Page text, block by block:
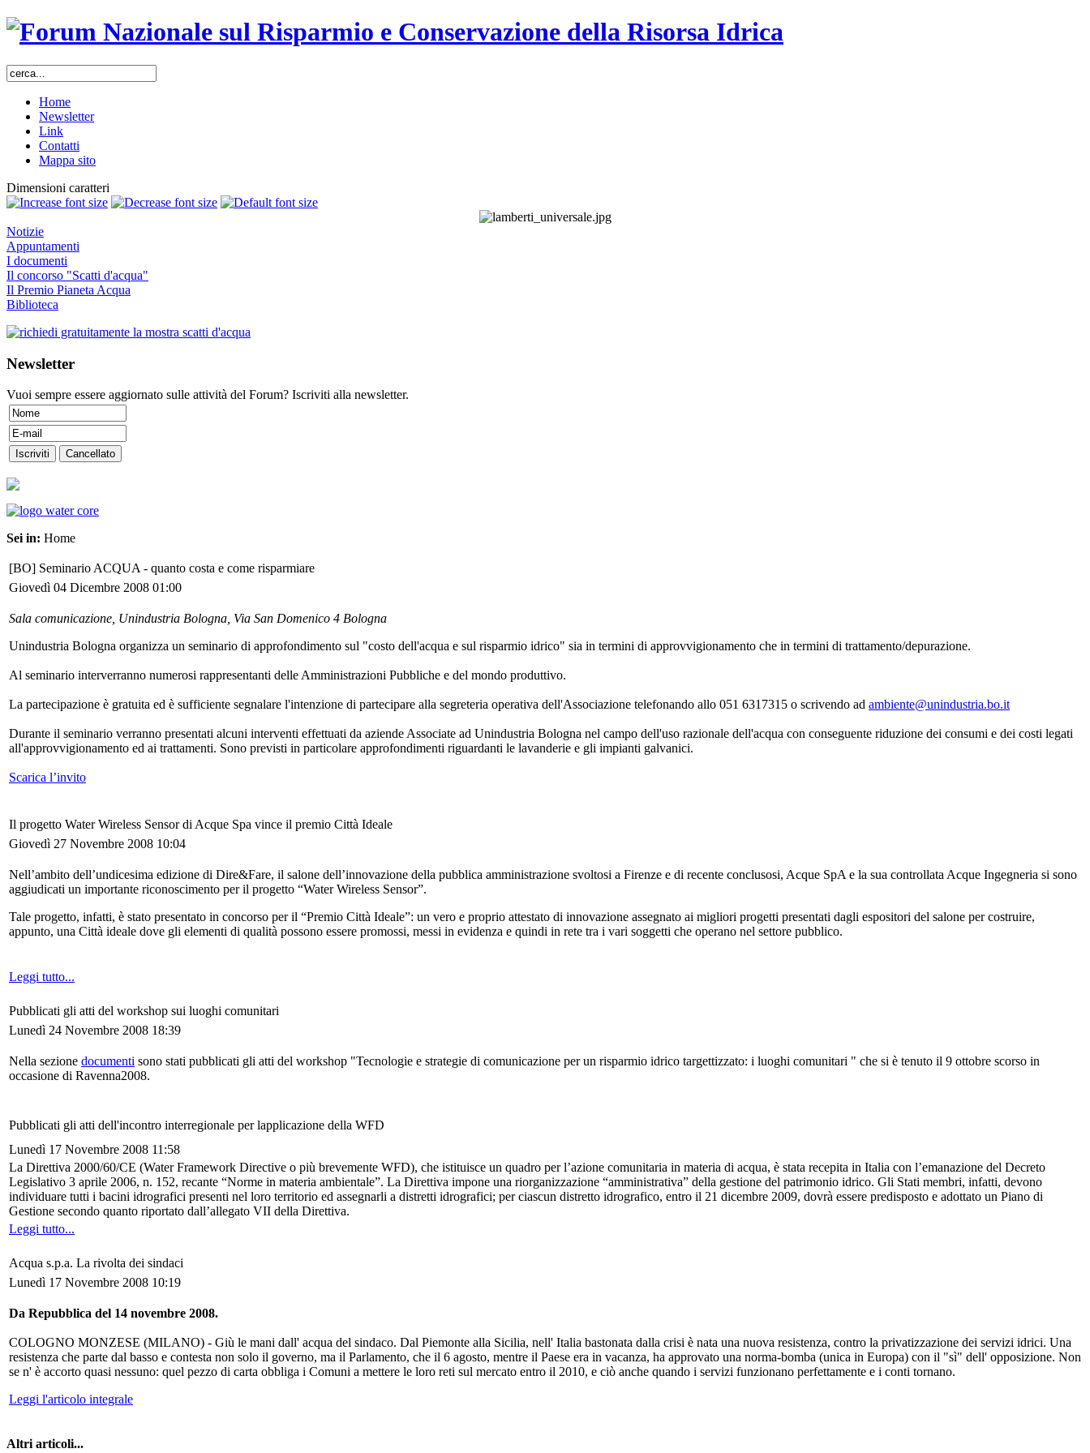
Home
Newsletter
Link
Contatti
Mappa sito
Dimensioni caratteri
Notizie
Appuntamenti
I documenti
Il concorso "Scatti d'acqua"
Il Premio Pianeta Acqua
Biblioteca
Newsletter
Vuoi sempre essere aggiornato sulle attività del Forum? Iscriviti alla newsletter.
Sei in: Home
[BO] Seminario ACQUA - quanto costa e come risparmiare
Giovedì 04 Dicembre 2008 01:00
Sala comunicazione, Unindustria Bologna, Via San Domenico 4 Bologna
Unindustria Bologna organizza un seminario di approfondimento sul "costo dell'acqua e sul risparmio idrico" sia in termini di approvvigionamento che in termini di trattamento/depurazione.
Al seminario interverranno numerosi rappresentanti delle Amministrazioni Pubbliche e del mondo produttivo.
La partecipazione è gratuita ed è sufficiente segnalare l'intenzione di partecipare alla segreteria operativa dell'Associazione telefonando allo 051 6317315 o scrivendo ad ambiente@unindustria.bo.it
Durante il seminario verranno presentati alcuni interventi effettuati da aziende Associate ad Unindustria Bologna nel campo dell'uso razionale dell'acqua con conseguente riduzione dei consumi e dei costi legati
all'approvvigionamento ed ai trattamenti. Sono previsti in particolare approfondimenti riguardanti le lavanderie e gli impianti galvanici.
Scarica l’invito
Il progetto Water Wireless Sensor di Acque Spa vince il premio Città Ideale
Giovedì 27 Novembre 2008 10:04
Nell’ambito dell’undicesima edizione di Dire&Fare, il salone dell’innovazione della pubblica amministrazione svoltosi a Firenze e di recente conclusosi, Acque SpA e la sua controllata Acque Ingegneria si sono
aggiudicati un importante riconoscimento per il progetto “Water Wireless Sensor”.
Tale progetto, infatti, è stato presentato in concorso per il “Premio Città Ideale”: un vero e proprio attestato di innovazione assegnato ai migliori progetti presentati dagli espositori del salone per costruire,
appunto, una Città ideale dove gli elementi di qualità possono essere promossi, messi in evidenza e quindi in rete tra i vari soggetti che operano nel settore pubblico.
Leggi tutto...
Pubblicati gli atti del workshop sui luoghi comunitari
Lunedì 24 Novembre 2008 18:39
Nella sezione documenti sono stati pubblicati gli atti del workshop "Tecnologie e strategie di comunicazione per un risparmio idrico targettizzato: i luoghi comunitari " che si è tenuto il 9 ottobre scorso in
occasione di Ravenna2008.
Pubblicati gli atti dell'incontro interregionale per lapplicazione della WFD
Lunedì 17 Novembre 2008 11:58
La Direttiva 2000/60/CE (Water Framework Directive o più brevemente WFD), che istituisce un quadro per l’azione comunitaria in materia di acqua, è stata recepita in Italia con l’emanazione del Decreto
Legislativo 3 aprile 2006, n. 152, recante “Norme in materia ambientale”. La Direttiva impone una riorganizzazione “amministrativa” della gestione del patrimonio idrico. Gli Stati membri, infatti, devono
individuare tutti i bacini idrografici presenti nel loro territorio ed assegnarli a distretti idrografici; per ciascun distretto idrografico, entro il 21 dicembre 2009, dovrà essere predisposto e adottato un Piano di
Gestione secondo quanto riportato dall’allegato VII della Direttiva.
Leggi tutto...
Acqua s.p.a. La rivolta dei sindaci
Lunedì 17 Novembre 2008 10:19
Da Repubblica del 14 novembre 2008.
COLOGNO MONZESE (MILANO) - Giù le mani dall' acqua del sindaco. Dal Piemonte alla Sicilia, nell' Italia bastonata dalla crisi è nata una nuova resistenza, contro la privatizzazione dei servizi idrici. Una
resistenza che parte dal basso e contesta non solo il governo, ma il Parlamento, che il 6 agosto, mentre il Paese era in vacanza, ha approvato una norma-bomba (unica in Europa) con il "sì" dell' opposizione. Non
se n' è accorto quasi nessuno: quel pezzo di carta obbliga i Comuni a mettere le loro reti sul mercato entro il 2010, e ciò anche quando i servizi funzionano perfettamente e i conti tornano.
Leggi l'articolo integrale
Altri articoli...